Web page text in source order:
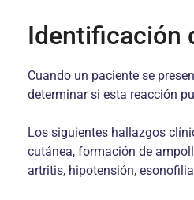
Identificación
Cuando un paciente se
determinar si esta reacción
Los siguientes hallazgos
cutánea, formación de
artritis, hipotensión,